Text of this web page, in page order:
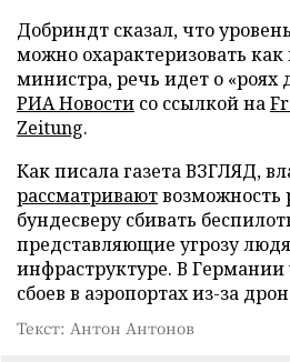
Добриндт сказал, что
можно охарактеризовать
министра, речь идет о «роях
РИА Новости со ссылкой на
Zeitung.
Как писала газета ВЗГЛЯД,
рассматриваютвозможность
бундесверу сбивать
представляющие угрозу
инфраструктуре. В Германии
сбоев в аэропортах из-за
Текст: Антон Антонов